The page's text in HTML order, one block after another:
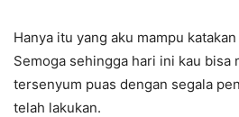
Hanya itu yang aku mampu
Semoga sehingga hari ini kau bisa
tersenyum puas dengan segala
telah lakukan.